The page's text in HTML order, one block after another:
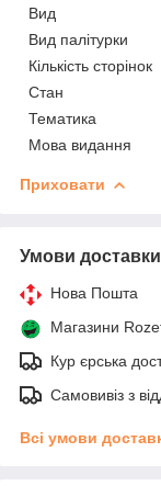
Вид
Вид палітурки
Кількість сторінок
Стан
Тематика
Мова видання
Приховати
Умови доставки
Нова Пошта
Магазини
Кур єрська
Самовивіз з
Всі умови